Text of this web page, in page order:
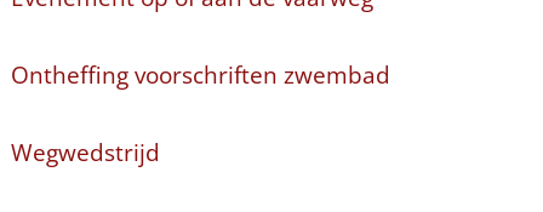
Ontheffing voorschriften zwembad
Wegwedstrijd